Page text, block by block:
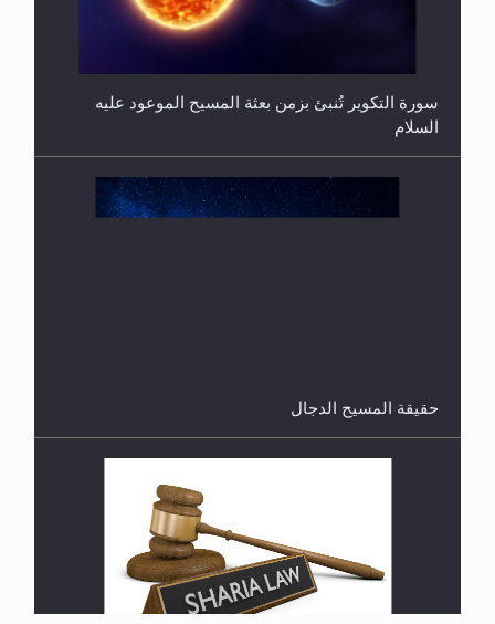
هل من الصحيح أن ديّة المرأة المقتولة تساوي نصف ديّة
الرجل المقتول؟
القرآن قاضٍ وحكمٌ على السنة ومهيمنٌ عليها.. ليس